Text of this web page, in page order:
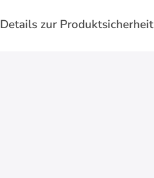
Details zur Produktsicherheit